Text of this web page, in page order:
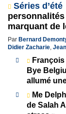
Séries d’été
marquant de
Par Bernard
Didier Zacharie,
Bye
allumé
Me
de Salah